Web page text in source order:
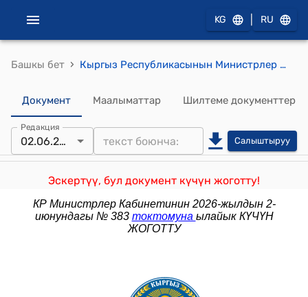
KG RU
Башкы бет › Кыргыз Республикасынын Министрлер Кабинетинин 2024-жылдын 24-июнундагы № 344 "Кыргыз Республикасынын Эмгек, социалдык камсыздоо жана миграция министрлигине караштуу "Социалдык коргоону санариптештирүү борбору" мамлекеттик мекемеси жөнүндө" токтому
Документ Маалыматтар Шилтеме документтер
Редакция
02.06.2026 Салыштыруу
Эскертүү, бул документ күчүн жоготту!